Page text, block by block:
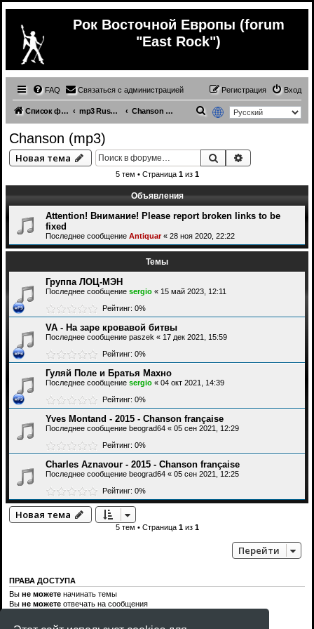
Рок Восточной Европы (forum
"East Rock")
FAQ Связаться с администрацией Вход
Регистрация
Список форумов mp3 Russian (& ex.USSR) music Chanson (mp3)
с
Chanson (mp3)
Новая тема Поиск
5 тем • Страница 1из 1
Объявления
Attention! Внимание! Please report broken links to be
fixed
Последнее сообщение Antiquar« 28 ноя 2020, 22:22
Темы
Группа ЛОЦ-МЭН
Последнее сообщение sergio « 15 май 2023, 12:11
Рейтинг: 0%
VA - На заре кровавой битвы
Последнее сообщение paszek « 17 дек 2021, 15:59
Рейтинг: 0%
Гуляй Поле и Братья Махно
Последнее сообщение sergio « 04 окт 2021, 14:39
Рейтинг: 0%
Yves Montand - 2015 - Chanson française
Последнее сообщение beograd64 « 05 сен 2021, 12:29
Рейтинг: 0%
Charles Aznavour - 2015 - Chanson française
Последнее сообщение beograd64 « 05 сен 2021, 12:25
Рейтинг: 0%
Новая тема
5 тем • Страница 1из 1
Перейти
ПРАВА ДОСТУПА
Вы не можете начинать темы
Вы не можете отвечать на сообщения
не можете